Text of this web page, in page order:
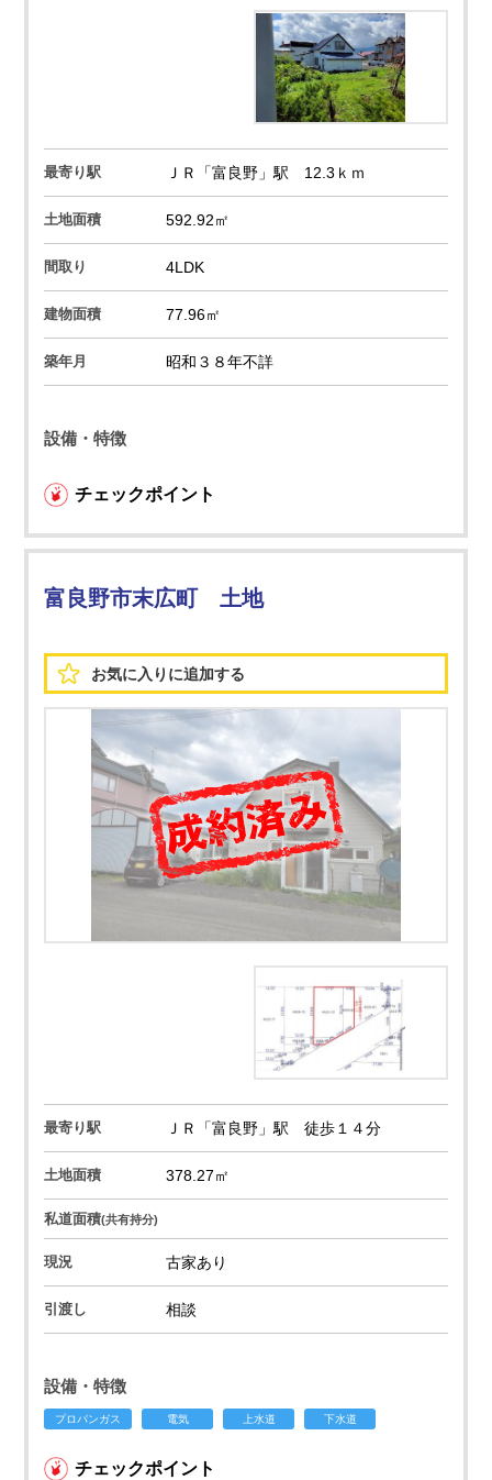
最寄り駅 ＪＲ「富良野」駅 12.3ｋｍ
土地面積 592.92㎡
間取り 4LDK
建物面積 77.96㎡
築年月 昭和３８年不詳
設備・特徴
チェックポイント
富良野市末広町 土地
お気に入りに追加する
最寄り駅 ＪＲ「富良野」駅 徒歩１４分
土地面積 378.27㎡
私道面積(共有持分)
現況 古家あり
引渡し 相談
設備・特徴
プロパンガス 電気 上水道 下水道
チェックポイント